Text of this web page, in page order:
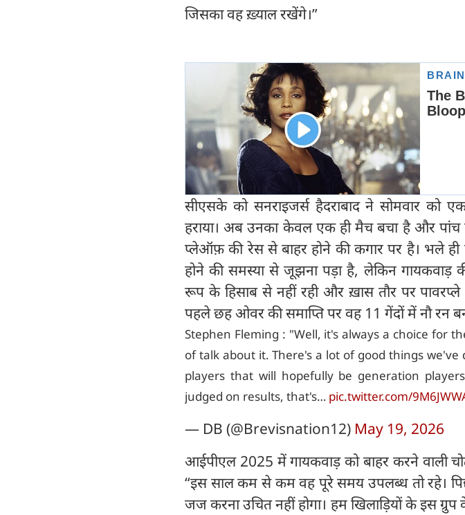
जिसका वह ख़्याल रखेंगे।”
सीएसके को सनराइजर्स हैदराबाद ने सोमवार
हराया। अब उनका केवल एक ही मैच बचा है और पांच
प्लेऑफ़ की रेस से बाहर होने की कगार पर है। भले ही
होने की समस्या से जूझना पड़ा है, लेकिन
रूप के हिसाब से नहीं रही और ख़ास तौर पर
पहले छह ओवर की समाप्ति पर वह 11 गेंदों में नौ रन
Stephen Fleming : "Well, it's always a choice for
of talk about it. There's a lot of good things
players that will hopefully be generation
judged on results, that's… pic.twitter.com/
— DB (@Brevisnation12) May 19, 2026
आईपीएल 2025 में गायकवाड़ को बाहर करने वाली
“इस साल कम से कम वह पूरे समय उपलब्ध तो रहे।
जज करना उचित नहीं होगा। हम खिलाड़ियों के इस